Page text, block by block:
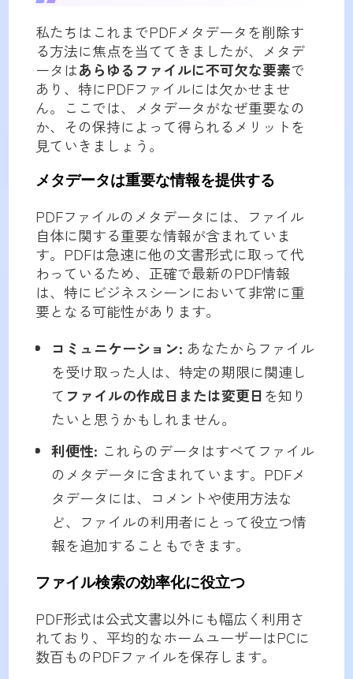
私たちはこれまでPDFメタデータを削除す
る方法に焦点を当ててきましたが、メタデ
ータはあらゆるファイルに不可欠な要素で
あり、特にPDFファイルには欠かせませ
ん。ここでは、メタデータがなぜ重要なの
か、その保持によって得られるメリットを
見ていきましょう。
メタデータは重要な情報を提供する
PDFファイルのメタデータには、ファイル
自体に関する重要な情報が含まれていま
す。PDFは急速に他の文書形式に取って代
わっているため、正確で最新のPDF情報
は、特にビジネスシーンにおいて非常に重
要となる可能性があります。
コミュニケーション: あなたからファイル
を受け取った人は、特定の期限に関連し
て ファイルの作成日または変更日を知り
たいと思うかもしれません。
利便性: これらのデータはすべてファイル
のメタデータに含まれています。PDFメ
タデータには、コメントや使用方法な
ど、ファイルの利用者にとって役立つ情
報を追加することもできます。
ファイル検索の効率化に役立つ
PDF形式は公式文書以外にも幅広く利用さ
れており、平均的なホームユーザーはPCに
数百ものPDFファイルを保存します。